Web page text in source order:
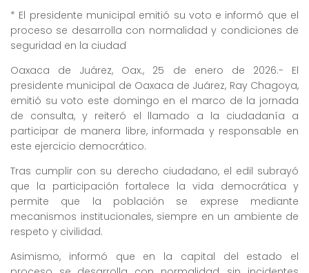
* El presidente municipal emitió su voto e informó que el
proceso se desarrolla con normalidad y condiciones de
seguridad en la ciudad
Oaxaca de Juárez, Oax., 25 de enero de 2026.- El
presidente municipal de Oaxaca de Juárez, Ray Chagoya,
emitió su voto este domingo en el marco de la jornada
de consulta, y reiteró el llamado a la ciudadanía a
participar de manera libre, informada y responsable en
este ejercicio democrático.
Tras cumplir con su derecho ciudadano, el edil subrayó
que la participación fortalece la vida democrática y
permite que la población se exprese mediante
mecanismos institucionales, siempre en un ambiente de
respeto y civilidad.
Asimismo, informó que en la capital del estado el